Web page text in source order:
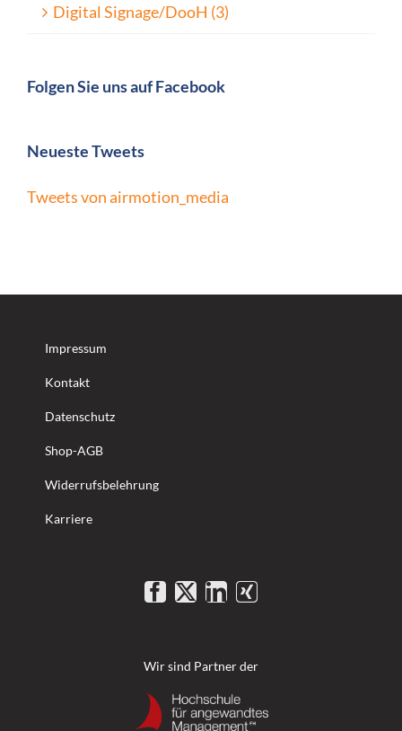
Digital Signage/DooH (3)
Folgen Sie uns auf Facebook
Neueste Tweets
Tweets von airmotion_media
Impressum
Kontakt
Datenschutz
Shop-AGB
Widerrufsbelehrung
Karriere
Wir sind Partner der